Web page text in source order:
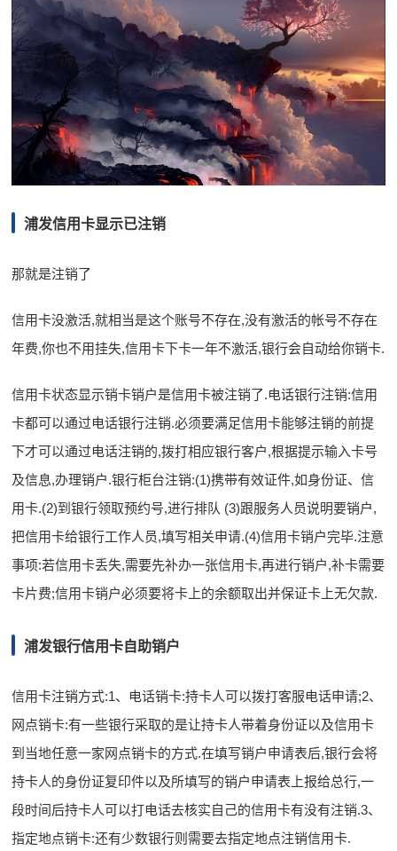
浦发信用卡显示已注销
那就是注销了
信用卡没激活,就相当是这个账号不存在,没有激活的帐号不存在
年费,你也不用挂失,信用卡下卡一年不激活,银行会自动给你销卡.
信用卡状态显示销卡销户是信用卡被注销了.电话银行注销:信用
卡都可以通过电话银行注销.必须要满足信用卡能够注销的前提
下才可以通过电话注销的,拨打相应银行客户,根据提示输入卡号
及信息,办理销户.银行柜台注销:(1)携带有效证件,如身份证、信
用卡.(2)到银行领取预约号,进行排队 (3)跟服务人员说明要销户,
把信用卡给银行工作人员,填写相关申请.(4)信用卡销户完毕.注意
事项:若信用卡丢失,需要先补办一张信用卡,再进行销户,补卡需要
卡片费;信用卡销户必须要将卡上的余额取出并保证卡上无欠款.
浦发银行信用卡自助销户
信用卡注销方式:1、电话销卡:持卡人可以拨打客服电话申请;2、
网点销卡:有一些银行采取的是让持卡人带着身份证以及信用卡
到当地任意一家网点销卡的方式.在填写销户申请表后,银行会将
持卡人的身份证复印件以及所填写的销户申请表上报给总行,一
段时间后持卡人可以打电话去核实自己的信用卡有没有注销.3、
指定地点销卡:还有少数银行则需要去指定地点注销信用卡.